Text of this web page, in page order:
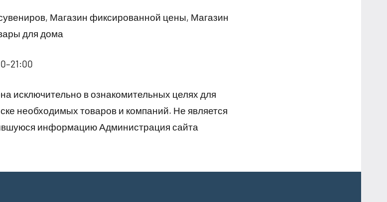
Магазин фиксированной цены, Магазин
для дома
исключительно в ознакомительных целях для
необходимых товаров и компаний. Не является
информацию Администрация сайта